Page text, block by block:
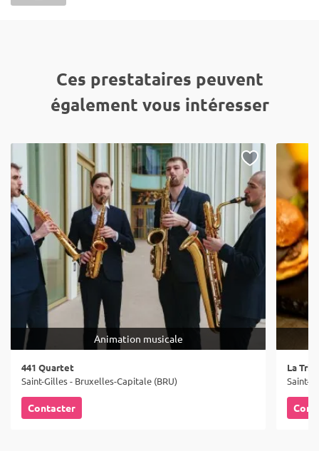
Ces prestataires peuvent
également vous intéresser
Animation musicale
441 Quartet
Saint-Gilles - Bruxelles-Capitale (BRU)
Contacter
La
Saint-